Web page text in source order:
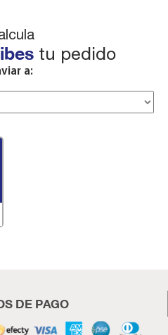
tu pedido
a:
DE PAGO